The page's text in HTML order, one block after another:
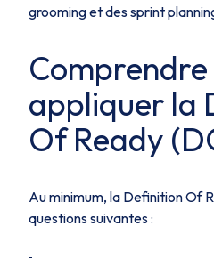
grooming et des sprint
appliquer la
Of Ready
Au minimum, la Definition Of
questions suivantes :